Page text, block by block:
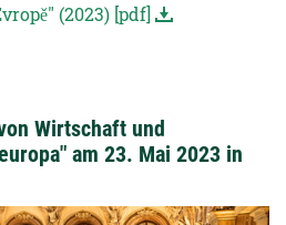
(2023) [pdf]
Wirtschaft und
am 23. Mai 2023 in